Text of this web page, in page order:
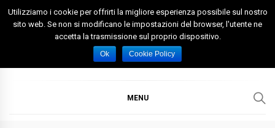
Skip
Spazio Foggia
Foggia News Calcio Eventi e Attività nella Capitanata
MENU
Utilizziamo i cookie per offrirti la migliore esperienza possibile sul nostro
sito web. Se non si modificano le impostazioni del browser, l'utente ne
accetta la trasmissione sul proprio dispositivo.
Ok Cookie Policy